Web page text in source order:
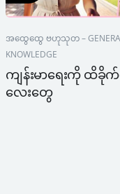
အထွေထွေ ဗဟုသုတ –
KNOWLEDGE
ကျန်းမာရေးကို ထိ
လေးတွေ